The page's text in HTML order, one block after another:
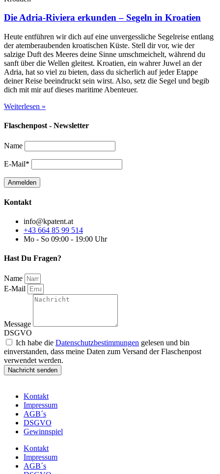
Die Adria-Riviera erkunden – Segeln in Kroatien
Heute entführen wir dich auf eine unvergessliche Segelreise entlang
der atemberaubenden kroatischen Küste. Stell dir vor, wie der
salzige Duft des Meeres deine Sinne umschmeichelt, während du
sanft über die Wellen gleitest. Kroatien, ein wahrer Juwel an der
Adria, hat so viel zu bieten, dass du sicherlich auf jeder Etappe
deiner Reise beeindruckt sein wirst. Also, setz die Segel und begib
dich mit mir auf dieses maritime Abenteuer.
Weiterlesen »
Flaschenpost - Newsletter
Name
E-Mail*
Kontakt
info@kpatent.at
+43 664 85 99 514
Mo - So 09:00 - 19:00 Uhr
Hast Du Fragen?
Name
E-Mail
Message
DSGVO
Ich habe die Datenschutzbestimmungen gelesen und bin
einverstanden, dass meine Daten zum Versand der Flaschenpost
verwendet werden.
Nachricht senden
Kontakt
Impressum
AGB´s
DSGVO
Gewinnspiel
Kontakt
Impressum
AGB´s